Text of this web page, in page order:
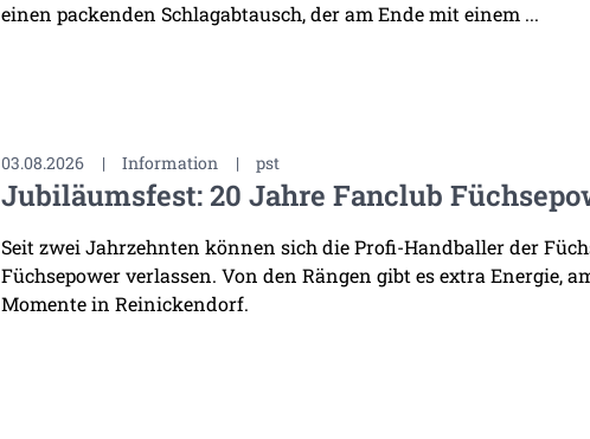
einen packenden Schlagabtausch, der am Ende mit einem ...
03.08.2026 | Information | pst
Jubiläumsfest: 20 Jahre Fanclub
Seit zwei Jahrzehnten können sich die Profi-Handballer der
Füchsepower verlassen. Von den Rängen gibt es extra Energie,
Momente in Reinickendorf.